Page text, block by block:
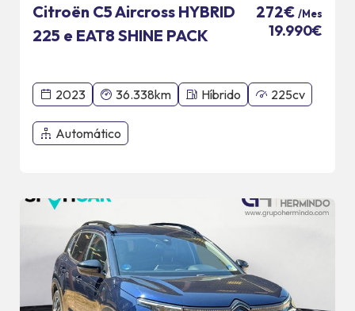
Citroën C5 Aircross HYBRID
225 e EAT8 SHINE PACK
272€ /Mes
19.990€
2023 36.338km Híbrido 225cv
Automático